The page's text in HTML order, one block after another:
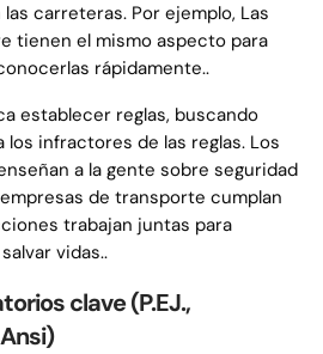
carreteras. Por ejemplo, Las
tienen el mismo aspecto para
rápidamente..
establecer reglas, buscando
los infractores de las reglas. Los
a la gente sobre seguridad
de transporte cumplan
trabajan juntas para
vidas..
clave (P.EJ.,